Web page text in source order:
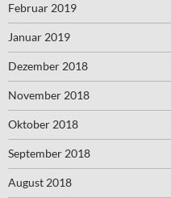
Februar 2019
Januar 2019
Dezember 2018
November 2018
Oktober 2018
September 2018
August 2018